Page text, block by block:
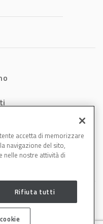
e costi in
accetta di memorizzare
navigazione del sito,
nelle nostre attività di
Rifiuta tutti